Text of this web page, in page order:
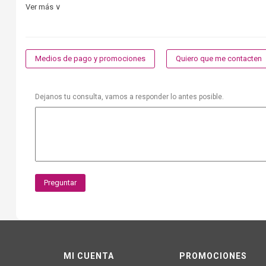
Ver más ∨
Medios de pago y promociones Quiero que me contacten
Dejanos tu consulta, vamos a responder lo antes posible.
Preguntar
MI CUENTA
PROMOCIONES